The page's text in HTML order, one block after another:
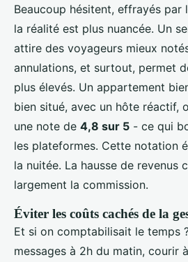
Beaucoup hésitent, effrayés par
la réalité est plus nuancée. Un
attire des voyageurs mieux
annulations, et surtout, permet
plus élevés. Un appartement
bien situé, avec un hôte réactif,
une note de 4,8 sur 5 - ce qui
les plateformes. Cette notation
la nuitée. La hausse de revenus
largement la commission.
Éviter les coûts cachés de la
Et si on comptabilisait le temps
messages à 2h du matin, courir